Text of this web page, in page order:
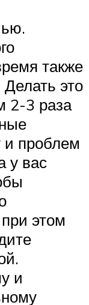
также
это
2-3 раза
и проблем
у вас
этом
и